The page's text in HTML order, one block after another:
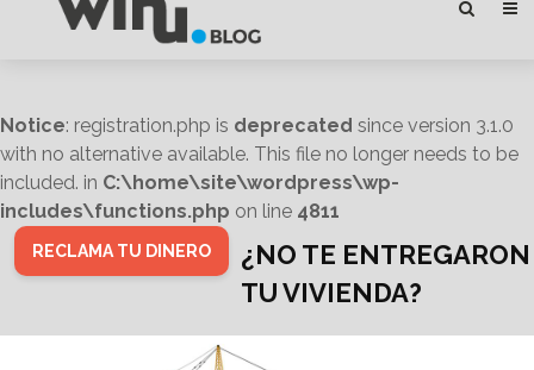
Notice: registration.php is deprecated since version 3.1.0
with no alternative available. This file no longer needs to be
included. in C:\home\site\wordpress\wp-
includes\functions.php on line 4811
RECLAMA TU DINERO
¿NO TE ENTREGARON
TU VIVIENDA?